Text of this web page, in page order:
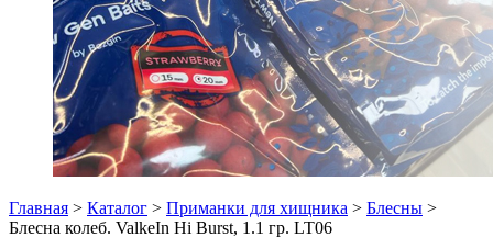
Главная > Каталог > Приманки для хищника > Блесны >
Блесна колеб. ValkeIn Hi Burst, 1.1 гр. LT06